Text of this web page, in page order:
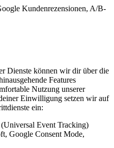
Kundenrezensionen, A/B-
Dienste können wir dir über die
Features
Nutzung unserer
Einwilligung setzen wir auf
ein:
Event Tracking)
Google Consent Mode,